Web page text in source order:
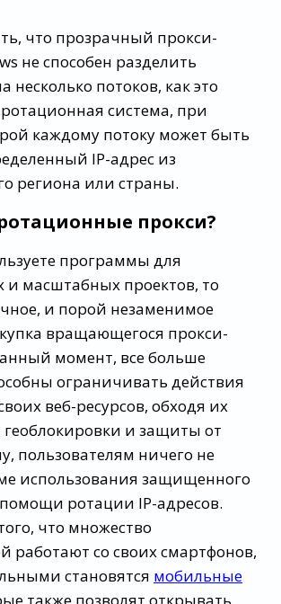
что прозрачный прокси-
не способен разделить
несколько потоков, как это
система, при
каждому потоку может быть
IP-адрес из
региона или страны.
прокси?
программы для
масштабных проектов, то
и порой незаменимое
вращающегося прокси-
момент, все больше
ограничивать действия
веб-ресурсов, обходя их
и защиты от
пользователям ничего не
использования защищенного
ротации IP-адресов.
что множество
работают со своих смартфонов,
становятся мобильные